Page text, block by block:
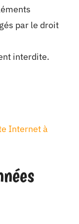
par le droit
interdite.
Internet à